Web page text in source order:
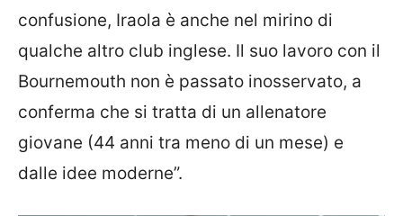
confusione, Iraola è anche nel mirino di
qualche altro club inglese. Il suo lavoro con il
Bournemouth non è passato inosservato, a
conferma che si tratta di un allenatore
giovane (44 anni tra meno di un mese) e
dalle idee moderne”.